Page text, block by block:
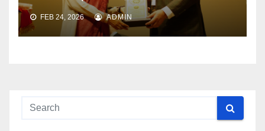
FEB 24, 2026 ADMIN